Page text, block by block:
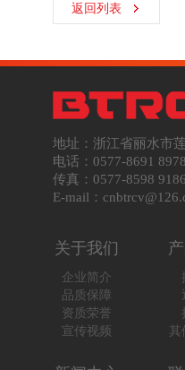
返回列表
地址：浙江省丽水市
电话：0577-8691 8978
传真：0577-8598 9186
E-mail：
关于我们
企业简介
品质保障
资质荣誉
宣传视频
其